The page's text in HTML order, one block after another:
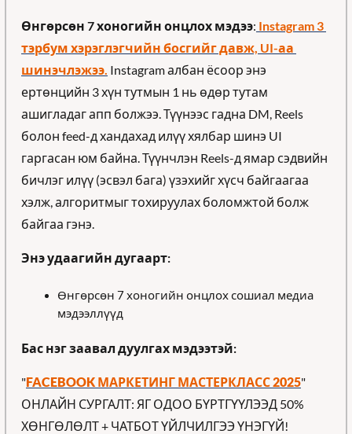
Өнгөрсөн 7 хоногийн онцлох мэдээ: Instagram 3
тэрбум хэрэглэгчийн босгийг давж, UI-аа
шинэчлэжээ. Instagram албан ёсоор энэ
ертөнцийн 3 хүн тутмын 1 нь өдөр тутам
ашигладаг апп болжээ. Түүнээс гадна DM, Reels
болон feed-д хандахад илүү хялбар шинэ UI
гаргасан юм байна. Түүнчлэн Reels-д ямар сэдвийн
бичлэг илүү (эсвэл бага) үзэхийг хүсч байгаагаа
хэлж, алгоритмыг тохируулах боломжтой болж
байгаа гэнэ.
Энэ удаагийн дугаарт:
Өнгөрсөн 7 хоногийн онцлох сошиал медиа
мэдээллүүд
Бас нэг заавал дуулгах мэдээтэй:
"FACEBOOK МАРКЕТИНГ МАСТЕРКЛАСС 2025"
ОНЛАЙН СУРГАЛТ: ЯГ ОДОО БҮРТГҮҮЛЭЭД 50%
ХӨНГӨЛӨЛТ + ЧАТБОТ ҮЙЛЧИЛГЭЭ ҮНЭГҮЙ!